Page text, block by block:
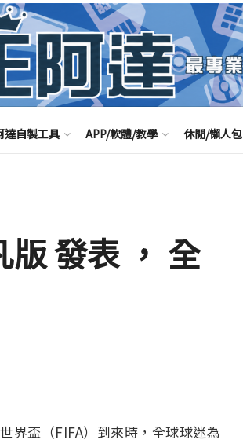
達自製工具 APP/軟體/教學 休閒/懶人包
版 發表 ， 全
界盃（FIFA）到來時，全球球迷為